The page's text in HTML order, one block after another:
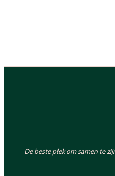
De beste plek om samen te